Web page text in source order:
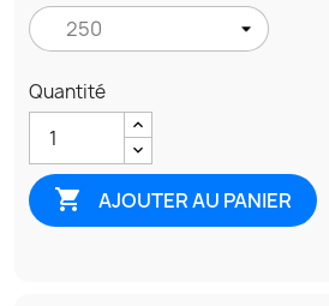
Quantité
 AJOUTER AU PANIER